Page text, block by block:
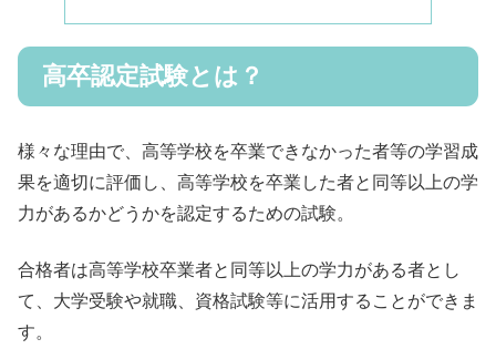
高卒認定試験とは？
様々な理由で、高等学校を卒業できなかった者等の学習成
果を適切に評価し、高等学校を卒業した者と同等以上の学
力があるかどうかを認定するための試験。
合格者は高等学校卒業者と同等以上の学力がある者とし
て、大学受験や就職、資格試験等に活用することができま
す。